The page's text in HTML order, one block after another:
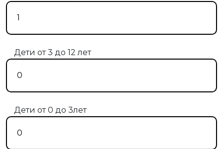
Дети от 3 до 12 лет
Дети от 0 до 3лет